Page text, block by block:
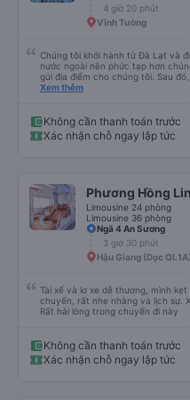
4 giờ 20 phút
Vĩnh Tường
Chúng tôi khởi hành từ Đà Lạt và
nước ngoài nên phức tạp hơn
gửi địa điểm cho chúng tôi. Sau
lần đầu tiên đi xe giường nằm với
điểm dừng, họ đánh thức chúng
Nhìn chung, đó là một trải nghiệm
chỗ cho 1 người lớn và 1 trẻ em
Xem thêm
Không cần thanh toán trước
Xác nhận chỗ ngay lập tức
Phương Hồng
Limousine 24 phòng
Limousine 36 phòng
Ngã 4 An Sương
3 giờ 30 phút
Hậu Giang (Dọc QL1A)
Tài xế và lơ xe dễ thương, mình
chuyến, rất nhẹ nhàng và lịch sự.
Rất hài lòng trong chuyến đi này
Không cần thanh toán trước
Xác nhận chỗ ngay lập tức